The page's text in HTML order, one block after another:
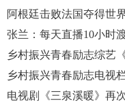
阿根廷击败法国夺得世
张兰：每天直播10小时
乡村振兴青春励志综艺
乡村振兴青春励志电视
电视剧《三泉溪暖》再